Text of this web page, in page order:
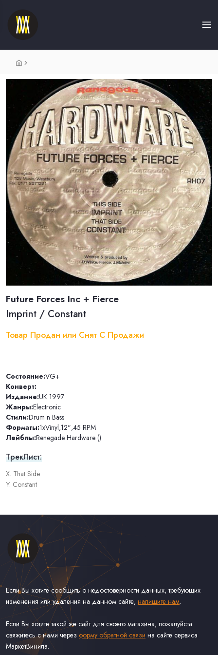
Future Forces Inc + Fierce
Imprint / Constant
Товар Продан или Снят С Продажи
Состояние:VG+
Конверт:
Издание:UK 1997
Жанры:Electronic
Стили:Drum n Bass
Форматы:1xVinyl,12",45 RPM
Лейблы:Renegade Hardware ()
ТрекЛист:
X. That Side
Y. Constant
Если Вы хотите сообщить о недостоверности данных, требующих
изменения или удаления на данном сайте, напишите нам.
Если Вы хотите такой же сайт для своего магазина, пожалуйста
свяжитесь с нами через форму обратной связи на сайте сервиса
МаркетВинила.